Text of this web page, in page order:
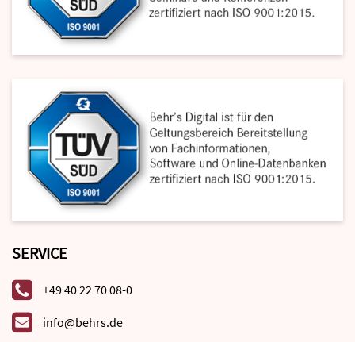
SERVICE
+49 40 22 70 08-0
info@behrs.de